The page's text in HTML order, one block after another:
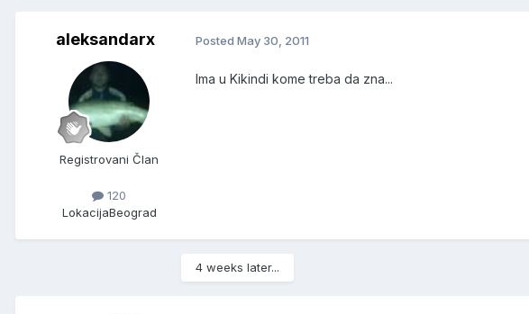
aleksandarx
Registrovani Član
120
LokacijaBeograd
Posted May 30, 2011
Ima u Kikindi kome treba da zna...
4 weeks later...